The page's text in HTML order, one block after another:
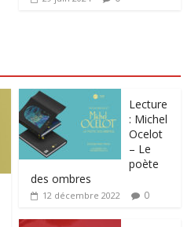
Lecture
: Michel
Ocelot
– Le
poète
des ombres
12 décembre 2022 0